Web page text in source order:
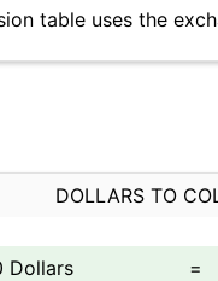
table uses the
DOLLARS TO
Dollars =